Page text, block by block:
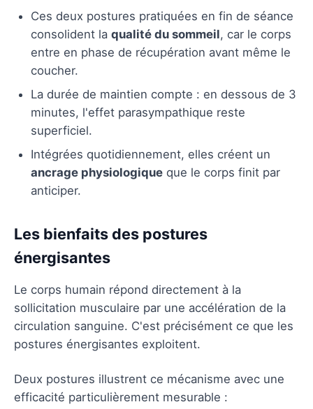
Ces deux postures pratiquées en fin de séance
consolident la qualité du sommeil, car le corps
entre en phase de récupération avant même le
coucher.
La durée de maintien compte : en dessous de 3
minutes, l'effet parasympathique reste
superficiel.
Intégrées quotidiennement, elles créent un
ancrage physiologique que le corps finit par
anticiper.
Les bienfaits des postures
énergisantes
Le corps humain répond directement à la
sollicitation musculaire par une accélération de la
circulation sanguine. C'est précisément ce que les
postures énergisantes exploitent.
Deux postures illustrent ce mécanisme avec une
efficacité particulièrement mesurable :